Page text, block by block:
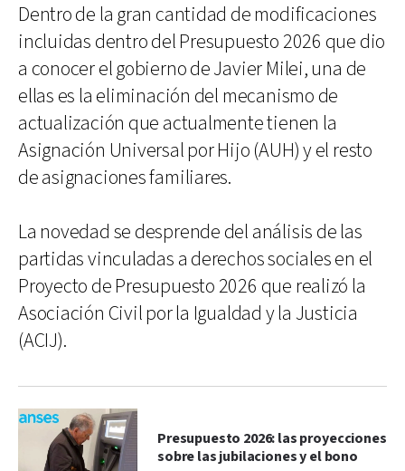
Dentro de la gran cantidad de modificaciones
incluidas dentro del Presupuesto 2026 que dio
a conocer el gobierno de Javier Milei, una de
ellas es la eliminación del mecanismo de
actualización que actualmente tienen la
Asignación Universal por Hijo (AUH) y el resto
de asignaciones familiares.
La novedad se desprende del análisis de las
partidas vinculadas a derechos sociales en el
Proyecto de Presupuesto 2026 que realizó la
Asociación Civil por la Igualdad y la Justicia
(ACIJ).
Presupuesto 2026: las proyecciones
sobre las jubilaciones y el bono